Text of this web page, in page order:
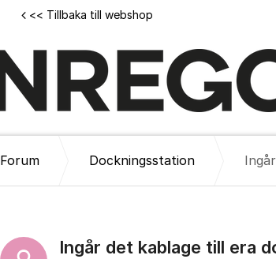
<< Tillbaka till webshop
Forum Dockningsstation
Ingår det kablage till era